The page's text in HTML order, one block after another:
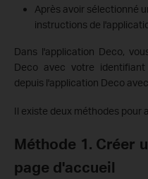
Après avoir sélectionné
instructions de
Dans l'application Deco,
Deco avec votre
depuis l'application Deco
Il existe deux méthodes pour
Méthode 1. Créer
page d'accueil